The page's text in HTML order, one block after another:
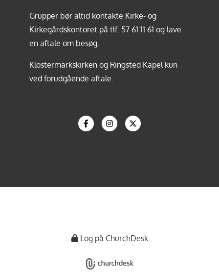
Grupper bør altid kontakte Kirke- og
Kirkegårdskontoret på tlf. 57 61 11 61 og lave
en aftale om besøg.
Klostermarkskirken og Ringsted Kapel kun
ved forudgående aftale.
Log på ChurchDesk